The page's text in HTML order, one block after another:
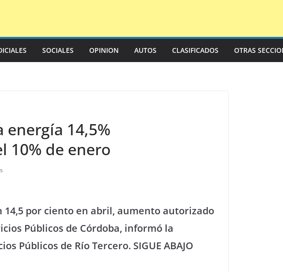
SOCIALES OPINION AUTOS CLASIFICADOS OTRAS
14,5%
10% de enero
por ciento en abril, aumento autorizado
Públicos de Córdoba, informó la
Públicos de Río Tercero. SIGUE ABAJO